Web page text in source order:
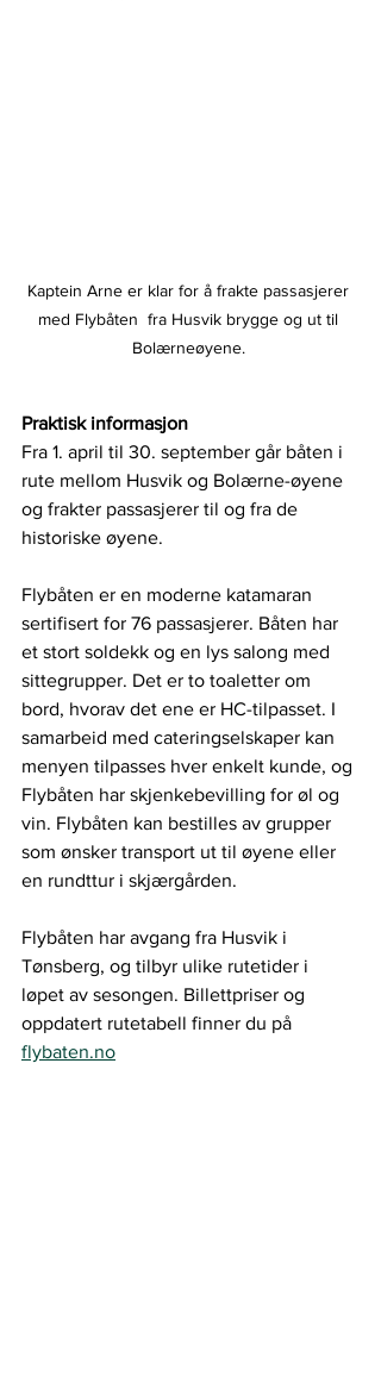
Kaptein Arne er klar for å frakte passasjerer
med Flybåten  fra Husvik brygge og ut til
Bolærneøyene.
Praktisk informasjon
Fra 1. april til 30. september går båten i
rute mellom Husvik og Bolærne-øyene
og frakter passasjerer til og fra de
historiske øyene.
Flybåten er en moderne katamaran
sertifisert for 76 passasjerer. Båten har
et stort soldekk og en lys salong med
sittegrupper. Det er to toaletter om
bord, hvorav det ene er HC-tilpasset. I
samarbeid med cateringselskaper kan
menyen tilpasses hver enkelt kunde, og
Flybåten har skjenkebevilling for øl og
vin. Flybåten kan bestilles av grupper
som ønsker transport ut til øyene eller
en rundttur i skjærgården.
Flybåten har avgang fra Husvik i
Tønsberg, og tilbyr ulike rutetider i
løpet av sesongen. Billettpriser og
oppdatert rutetabell finner du på
flybaten.no